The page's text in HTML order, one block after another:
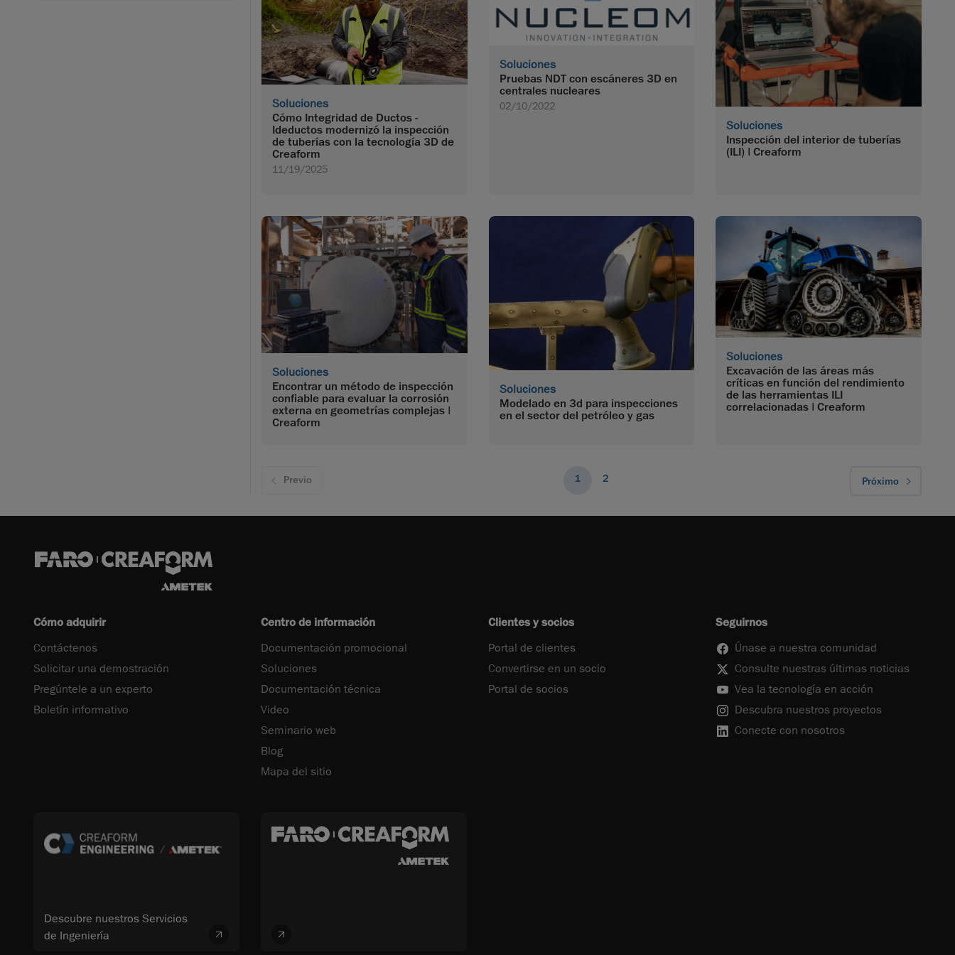
Soluciones
Cómo Integridad de Ductos -
Ideductos modernizó la inspección
de tuberías con la tecnología 3D de
Creaform
11/19/2025
Soluciones
Pruebas NDT con escáneres 3D en
centrales nucleares
02/10/2022
Soluciones
Inspección del interior de tuberías
(ILI) | Creaform
Soluciones
Encontrar un método de inspección
confiable para evaluar la corrosión
externa en geometrías complejas |
Creaform
Soluciones
Modelado en 3d para inspecciones
en el sector del petróleo y gas
Soluciones
Excavación de las áreas más
críticas en función del rendimiento
de las herramientas ILI
correlacionadas | Creaform
Previo 1 2 Próximo
Cómo adquirir
Contáctenos
Solicitar una demostración
Pregúntele a un experto
Boletín informativo
Centro de información
Documentación promocional
Soluciones
Documentación técnica
Video
Seminario web
Blog
Mapa del sitio
Clientes y socios
Portal de clientes
Convertirse en un socio
Portal de socios
Seguirnos
Únase a nuestra comunidad
Consulte nuestras últimas noticias
Vea la tecnología en acción
Descubra nuestros proyectos
Conecte con nosotros
Descubre nuestros Servicios
de Ingeniería